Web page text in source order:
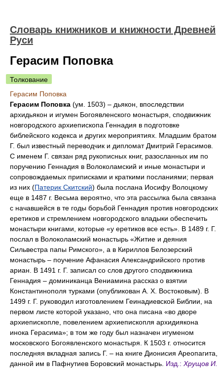
Словарь книжников и книжности Древней
Руси
Герасим Поповка
Толкование
Герасим Поповка
Герасим Поповка (ум. 1503) – дьякон, впоследствии
архидьякон и игумен Богоявленского монастыря, сподвижник
новгородского архиепископа Геннадия в подготовке
библейского кодекса и других мероприятиях. Младшим братом
Г. был известный переводчик и дипломат Дмитрий Герасимов.
С именем Г. связан ряд рукописных книг, разосланных им по
поручению Геннадия в Волоколамский и иные монастыри и
сопровождаемых приписками и краткими посланиями; первая
из них (Патерик Скитский) была послана Иосифу Волоцкому
еще в 1487 г. Весьма вероятно, что эта рассылка была связана
с начавшейся в те годы борьбой Геннадия против новгородских
еретиков и стремлением новгородского владыки обеспечить
монастыри книгами, которые «у еретиков все есть». В 1489 г. Г.
послал в Волоколамский монастырь «Житие и деяния
Сильвестра папы Римского», а в Кириллов Белозерский
монастырь – поучение Афанасия Александрийского против
ариан. В 1491 г. Г. записал со слов другого сподвижника
Геннадия – доминиканца Вениамина рассказ о взятии
Константинополя турками (опубликован А. X. Востоковым). В
1499 г. Г. руководил изготовлением Геинадиевской Библии, на
первом листе которой указано, что она писана «во дворе
архиепископле, повелением архиепископля архидиякона
инока Герасима»; в том же году был назначен игуменом
московского Богоявленского монастыря. К 1503 г. относится
последняя вкладная запись Г. – на книге Дионисия Ареопагита,
данной им в Пафнутиев Боровский монастырь. Изд.: Хрущов И.